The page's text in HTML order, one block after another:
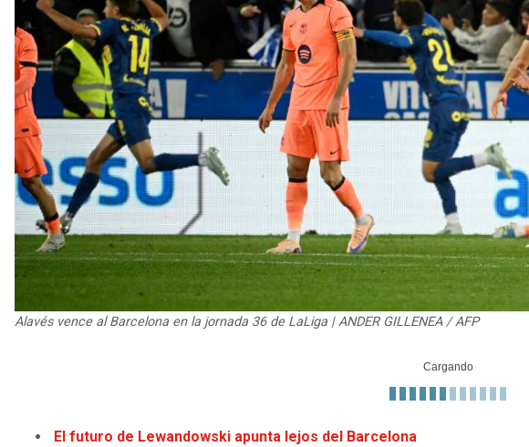
Alavés vence al Barcelona en la jornada 36 de LaLiga | ANDER GILLENEA / AFP
El futuro de Lewandowski apunta lejos del Barcelona